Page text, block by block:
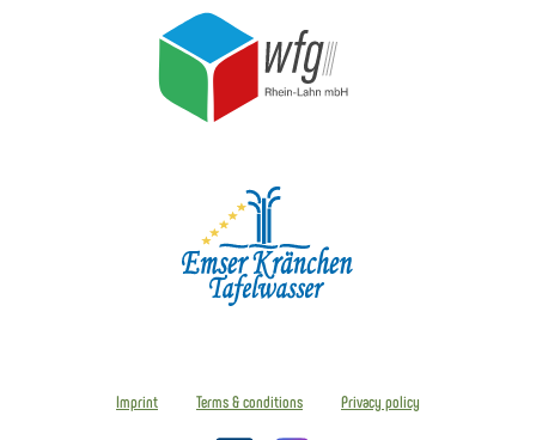
Imprint Terms & conditions Privacy policy